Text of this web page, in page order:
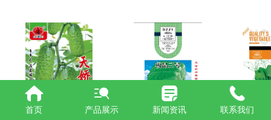
天娇 极品三号 采不败
首页 产品展示 新闻资讯 联系我们